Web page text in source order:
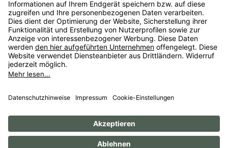
Service
Unternehmen
Alle Preise inkl. gesetzl. Mehrwertsteuer zzgl.
anders angegeben.
ImpressumAGBWiderrufsbelehrungenDatenschutz
Barrierefreiheit